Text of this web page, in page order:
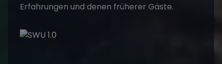
Erfahrungen und denen früherer Gäste.